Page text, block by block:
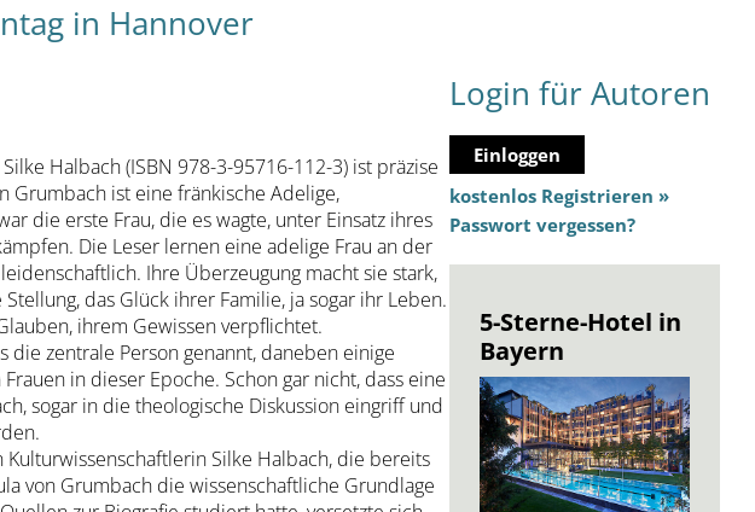
in Hannover
Halbach (ISBN 978-3-95716-112-3) ist präzise
Grumbach ist eine fränkische Adelige,
die erste Frau, die es wagte, unter Einsatz ihres
Die Leser lernen eine adelige Frau an der
Ihre Überzeugung macht sie stark,
das Glück ihrer Familie, ja sogar ihr Leben.
ihrem Gewissen verpflichtet.
zentrale Person genannt, daneben einige
in dieser Epoche. Schon gar nicht, dass eine
sogar in die theologische Diskussion eingriff und
Silke Halbach, die bereits
von Grumbach die wissenschaftliche Grundlage
Login für Autoren
Einloggen
kostenlos Registrieren »
Passwort vergessen?
5-Sterne-Hotel in
Bayern